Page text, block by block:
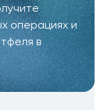
операциях и
в